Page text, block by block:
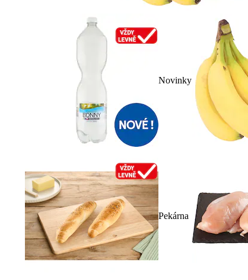
Novinky
Pekárna